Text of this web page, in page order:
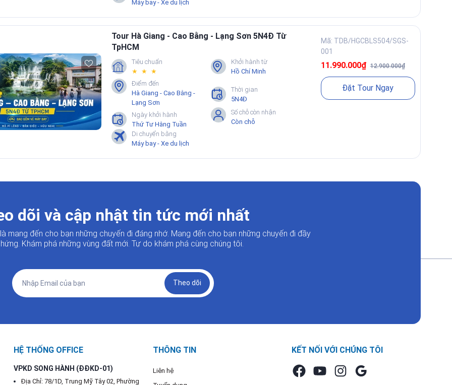
Máy bay - Xe du lịch
Tour Hà Giang - Cao Bằng - Lạng Sơn 5N4Đ Từ
TpHCM
Tiêu chuẩn
★ ★ ★
Khởi hành từ
Hồ Chí Minh
Điểm đến
Hà Giang - Cao Bằng -
Lạng Sơn
Thời gian
5N4Đ
Ngày khởi hành
Thứ Tư Hằng Tuần
Số chỗ còn nhận
Còn chỗ
Di chuyển bằng
Máy bay - Xe du lịch
Mã: TDB/HGCBLS504/SGS-
001
11.990.000₫12.900.000₫
Đặt Tour Ngay
dõi và cập nhật tin tức mới nhất
mang đến cho bạn những chuyến đi đáng nhớ. Mang đến cho bạn những chuyến đi đầy
Khám phá những vùng đất mới. Tự do khám phá cùng chúng tôi.
Theo dõi
HỆ THỐNG OFFICE
VPKD SONG HÀNH (ĐĐKD-01)
Địa Chỉ: 78/1D, Trung Mỹ Tây 02, Phường
THÔNG TIN
Liên hệ
KẾT NỐI VỚI CHÚNG TÔI